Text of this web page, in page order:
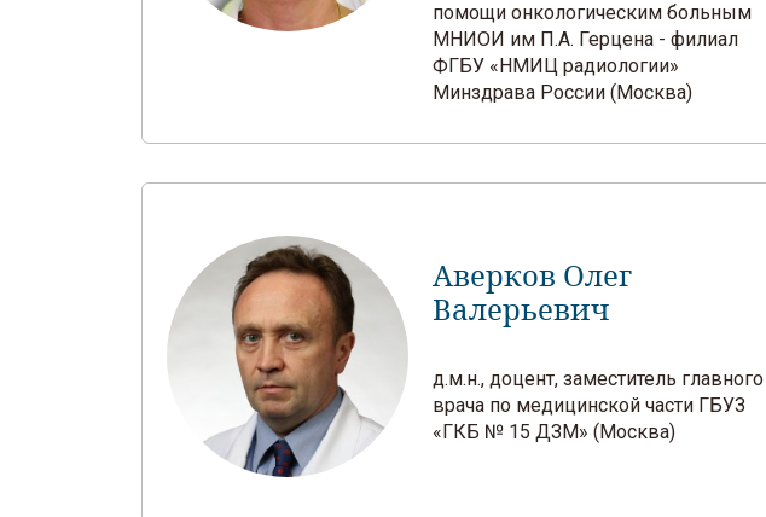
помощи онкологическим больным
МНИОИ им П.А. Герцена - филиал
ФГБУ «НМИЦ радиологии»
Минздрава России (Москва)
Аверков Олег
Валерьевич
д.м.н., доцент, заместитель главного
врача по медицинской части ГБУЗ
«ГКБ № 15 ДЗМ» (Москва)